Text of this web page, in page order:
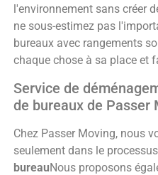
l'environnement sans créer
ne sous-estimez pas
bureaux avec rangements
chaque chose à sa place et
Service de
de bureaux de Passer
Chez Passer Moving, nous
seulement dans le
bureauNous proposons